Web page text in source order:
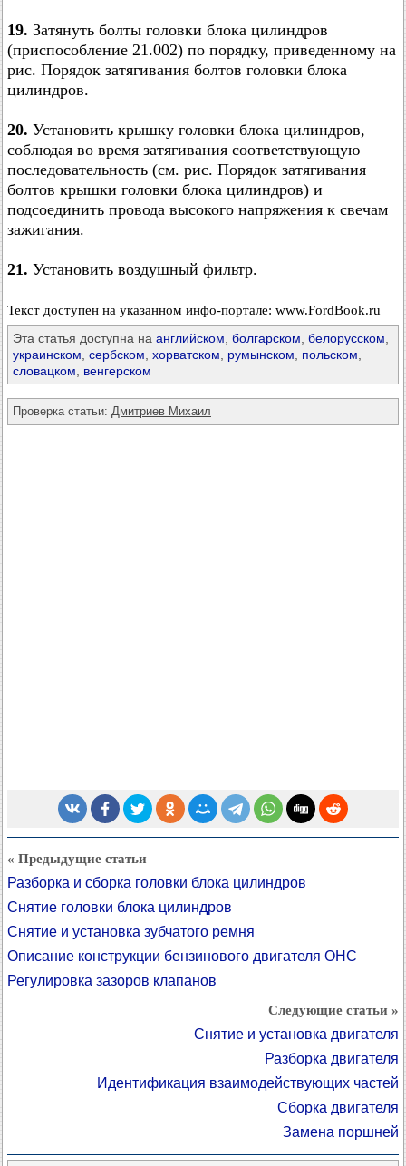
19. Затянуть болты головки блока цилиндров
(приспособление 21.002) по порядку, приведенному на
рис. Порядок затягивания болтов головки блока
цилиндров.
20. Установить крышку головки блока цилиндров,
соблюдая во время затягивания соответствующую
последовательность (см. рис. Порядок затягивания
болтов крышки головки блока цилиндров) и
подсоединить провода высокого напряжения к свечам
зажигания.
21. Установить воздушный фильтр.
Текст доступен на указанном инфо-портале: www.FordBook.ru
Эта статья доступна на английском болгарском белорусском
украинском сербском хорватском румынском польском
словацком
венгерском
Проверка статьи: Дмитриев Михаил
« Предыдущие статьи
Разборка и сборка головки блока цилиндров
Снятие головки блока цилиндров
Снятие и установка зубчатого ремня
Описание конструкции бензинового двигателя ОНС
Регулировка зазоров клапанов
Следующие статьи »
Снятие и установка двигателя
Разборка двигателя
Идентификация взаимодействующих частей
Сборка двигателя
Замена поршней